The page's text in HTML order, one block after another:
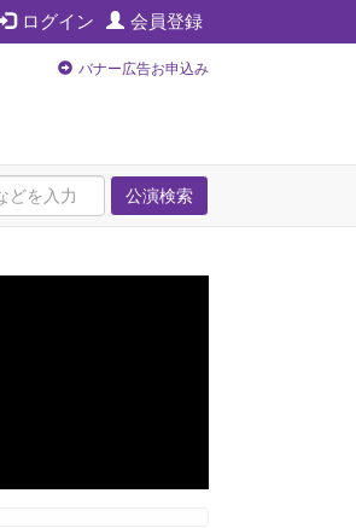
ログイン 会員登録
バナー広告お申込み
公演検索